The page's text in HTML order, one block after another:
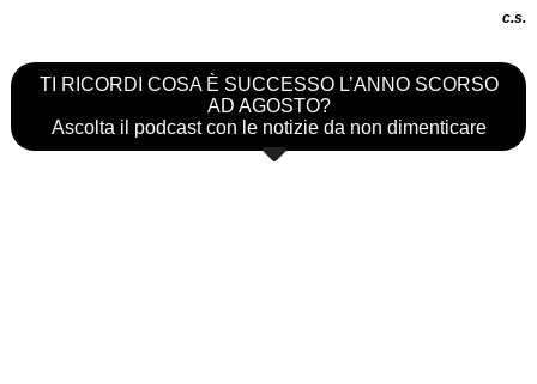
c.s.
TI RICORDI COSA È SUCCESSO L’ANNO SCORSO
AD AGOSTO?
Ascolta il podcast con le notizie da non dimenticare